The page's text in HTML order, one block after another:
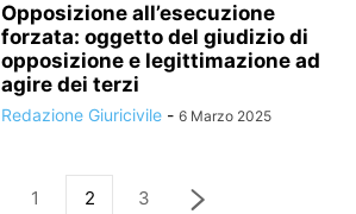
Opposizione all’esecuzione
forzata: oggetto del giudizio di
opposizione e legittimazione ad
agire dei terzi
Redazione Giuricivile - 6 Marzo 2025
1 2 3